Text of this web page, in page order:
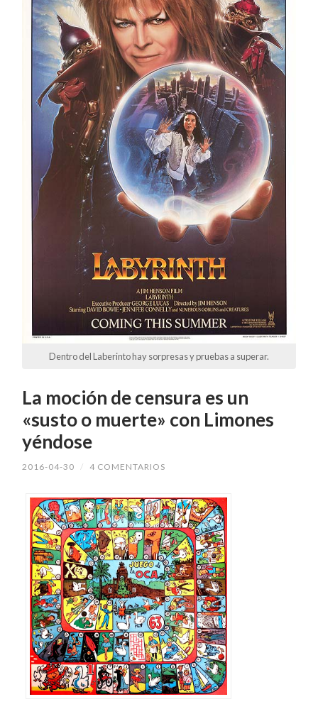
Dentro del Laberinto hay sorpresas y pruebas a superar.
La moción de censura es un
«susto o muerte» con Limones
yéndose
2016-04-30 / 4 COMENTARIOS